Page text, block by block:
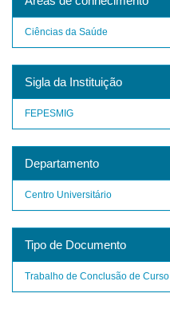
Ciências da Saúde
Sigla da Instituição
FEPESMIG
Departamento
Centro Universitário
Tipo de Documento
Trabalho de Conclusão de Curso